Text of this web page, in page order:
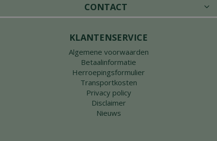
CONTACT
KLANTENSERVICE
Algemene voorwaarden
Betaalinformatie
Herroepingsformulier
Transportkosten
Privacy policy
Disclaimer
Nieuws